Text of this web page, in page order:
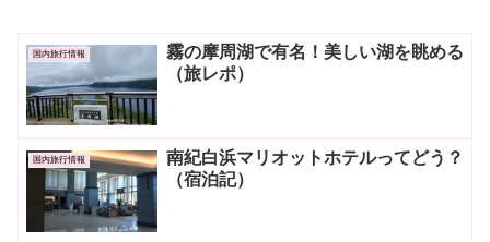
国内旅行情報
霧の摩周湖で有名！美しい湖を眺める
（旅レポ）
国内旅行情報
南紀白浜マリオットホテルってどう？
（宿泊記）